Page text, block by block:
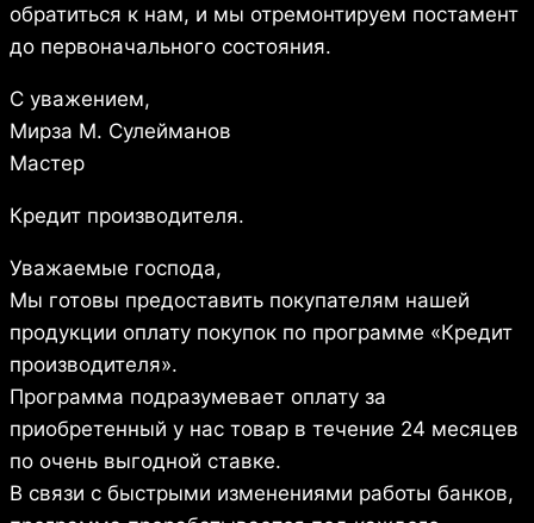
обратиться к нам, и мы отремонтируем постамент
до первоначального состояния.
С уважением,
Мирза М. Сулейманов
Мастер
Кредит производителя.
Уважаемые господа,
Мы готовы предоставить покупателям нашей
продукции оплату покупок по программе «Кредит
производителя».
Программа подразумевает оплату за
приобретенный у нас товар в течение 24 месяцев
по очень выгодной ставке.
В связи с быстрыми изменениями работы банков,